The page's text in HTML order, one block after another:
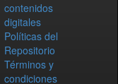
contenidos
digitales
Políticas del
Repositorio
Términos y
condiciones